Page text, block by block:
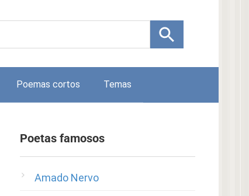
Poemas cortos Temas
Poetas famosos
Amado Nervo